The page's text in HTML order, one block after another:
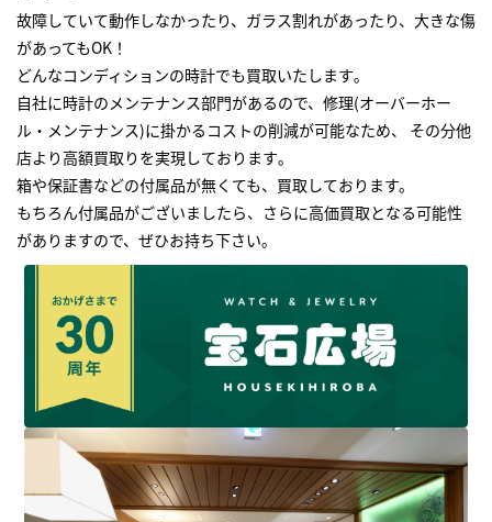
故障していて動作しなかったり、ガラス割れがあったり、大きな傷
があってもOK！
どんなコンディションの時計でも買取いたします｡
自社に時計のメンテナンス部門があるので、修理(オーバーホー
ル・メンテナンス)に掛かるコストの削減が可能なため、 その分他
店より高額買取りを実現しております｡
箱や保証書などの付属品が無くても、買取しております。
もちろん付属品がございましたら、さらに高価買取となる可能性
がありますので、ぜひお持ち下さい｡